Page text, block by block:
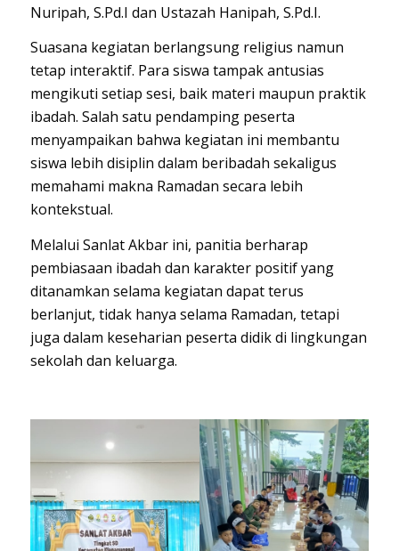
Nuripah, S.Pd.I dan Ustazah Hanipah, S.Pd.I.
Suasana kegiatan berlangsung religius namun
tetap interaktif. Para siswa tampak antusias
mengikuti setiap sesi, baik materi maupun praktik
ibadah. Salah satu pendamping peserta
menyampaikan bahwa kegiatan ini membantu
siswa lebih disiplin dalam beribadah sekaligus
memahami makna Ramadan secara lebih
kontekstual.
Melalui Sanlat Akbar ini, panitia berharap
pembiasaan ibadah dan karakter positif yang
ditanamkan selama kegiatan dapat terus
berlanjut, tidak hanya selama Ramadan, tetapi
juga dalam keseharian peserta didik di lingkungan
sekolah dan keluarga.